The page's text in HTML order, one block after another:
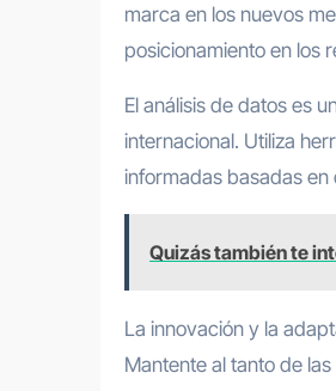
marca en los nuevos
posicionamiento en los
El análisis de datos es
internacional. Utiliza
informadas basadas en
Quizás también te
La innovación y la
Mantente al tanto de